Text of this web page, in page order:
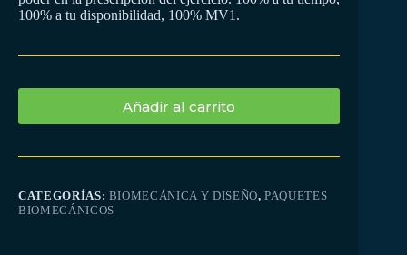
100% a tu disponibilidad, 100% MV1.
Añadir al carrito
CATEGORÍAS: BIOMECÁNICA Y DISEÑO,PAQUETES
BIOMECÁNICOS